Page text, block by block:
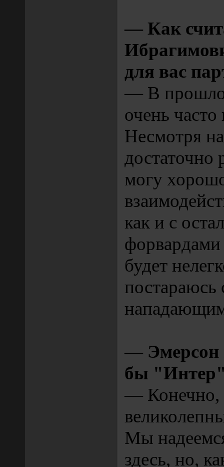
— Как
для вас
— В
очень часто
Несмотря
достаточно
могу
как и с
будет
постараюсь
— Эмерсон
бы
— Конечно,
Мы
здесь, но,